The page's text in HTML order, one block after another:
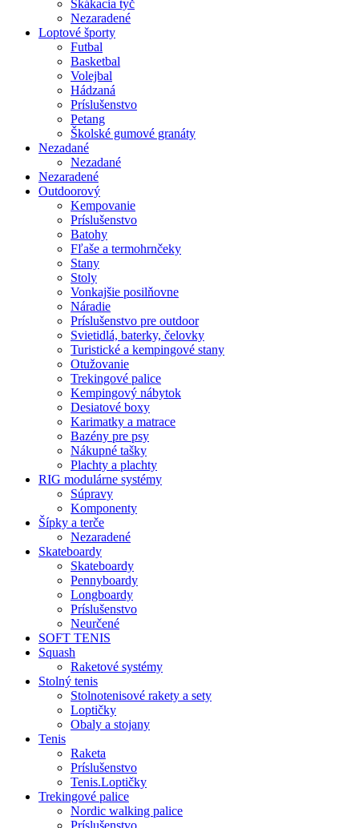
Skákacia tyč
Nezaradené
Loptové športy
Futbal
Basketbal
Volejbal
Hádzaná
Príslušenstvo
Petang
Školské gumové granáty
Nezadané
Nezadané
Nezaradené
Outdoorový
Kempovanie
Príslušenstvo
Batohy
Fľaše a termohrnčeky
Stany
Stoly
Vonkajšie posilňovne
Náradie
Príslušenstvo pre outdoor
Svietidlá, baterky, čelovky
Turistické a kempingové stany
Otužovanie
Trekingové palice
Kempingový nábytok
Desiatové boxy
Karimatky a matrace
Bazény pre psy
Nákupné tašky
Plachty a plachty
RIG modulárne systémy
Súpravy
Komponenty
Šípky a terče
Nezaradené
Skateboardy
Skateboardy
Pennyboardy
Longboardy
Príslušenstvo
Neurčené
SOFT TENIS
Squash
Raketové systémy
Stolný tenis
Stolnotenisové rakety a sety
Loptičky
Obaly a stojany
Tenis
Raketa
Príslušenstvo
Tenis.Loptičky
Trekingové palice
Nordic walking palice
Príslušenstvo